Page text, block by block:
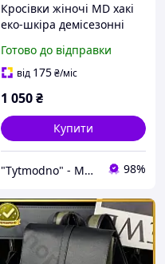
Кросівки жіночі MD хакі
еко-шкіра демісезонні
Готово до відправки
від 175₴/міс
1 050₴
Купити
"Tytmodno" - Модно, не завжди дорого! 98%